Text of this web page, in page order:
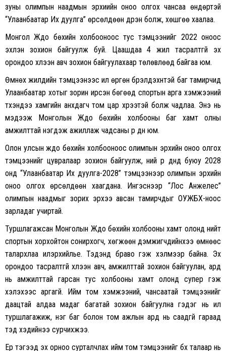
зуны олимпын наадмын эрхиийн оноо олгох чансаа өндөртэй
“Улаанбаатар Их дуулга” өрсөлдөөн дүүрэн болж, хөшгөө хаалаа.
Монгол Жүдо бөхийн холбооноос тус тэмцээнийг 2022 оноос
эхлэн зохион байгуулж буй. Цаашдаа 4 жил тасралтгүй эх
орондоо хүлээн авч зохион байгуулахаар төлөвлөөд байгаа юм.
Өмнөх жилүүдийн тэмцээнээс илүү өргөн бүрэлдэхүүнтэй баг тамирчид
Улаанбаатар хотыг зорин ирсэн бөгөөд спортын арга хэмжээний
түүхэндээ хамгийн анхдагч том цар хүрээтэй болж чадлаа. Энэ нь
мэдээж Монголын Жүдо бөхийн холбооны баг хамт олны
амжилттай нэгдэж ажиллаж чадсаны үр дүн юм.
Олон улсын жүдо бөхийн холбооноос олимпын эрхийн оноо олгох
тэмцээнийг цувралаар зохион байгуулж, үүний үр дүнд буюу 2028
онд “Улаанбаатар Их дуулга-2028” тэмцээнээр олимпын эрхийн
оноо олгох өрсөлдөөн хаагдана. Ингэснээр “Лос Анжелес”
олимпын наадмыг зорих эрхээ авсан тамирчдыг ОУЖБХ-ноос
зарладаг учиртай.
Туршлагажсан Монголын Жүдо бөхийн холбооны хамт олонд нийт
спортын хорхойтон сонирхогч, хөгжөөн дэмжигчдийнхээ өмнөөс
талархлаа илэрхийлье. Тэдэнд браво гэж хэлмээр байна. Эх
орондоо тасралтгүй хүлээн авч, амжилттай зохион байгуулан, ард
нь амжилттай гарсан тус холбооны хамт олонд супер гэж
хэлэхээс аргагүй. Ийм том хэмжээний, чансаатай тэмцээнийг
даацтай алдаа мадаг багатай зохион байгуулна гэдэг нь илүү
туршлагажиж, нэг баг болон том ажлын ард нь саадгүй гараад
тэд хэдийнээ сурчихжээ.
Ер тэгээд эх орноо сурталчлах ийм том тэмцээнийг бүх талаар нь